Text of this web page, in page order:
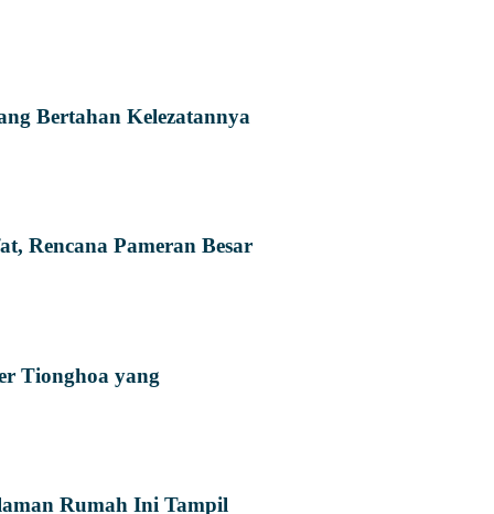
Bertahan Kelezatannya
Rencana Pameran Besar
Tionghoa yang
Rumah Ini Tampil